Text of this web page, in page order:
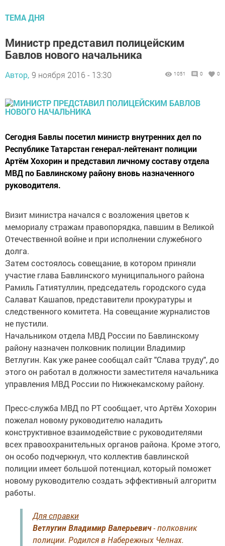
ТЕМА ДНЯ
Министр представил полицейским
Бавлов нового начальника
Автор, 9 ноября 2016 - 13:30 1051 0 0
Сегодня Бавлы посетил министр внутренних дел по
Республике Татарстан генерал-лейтенант полиции
Артём Хохорин и представил личному составу отдела
МВД по Бавлинскому району вновь назначенного
руководителя.
Визит министра начался с возложения цветов к
мемориалу стражам правопорядка, павшим в Великой
Отечественной войне и при исполнении служебного
долга.
Затем состоялось совещание, в котором приняли
участие глава Бавлинского муниципального района
Рамиль Гатиятуллин, председатель городского суда
Салават Кашапов, представители прокуратуры и
следственного комитета. На совещание журналистов
не пустили.
Начальником отдела МВД России по Бавлинскому
району назначен полковник полиции Владимир
Ветлугин. Как уже ранее сообщал сайт "Слава труду", до
этого он работал в должности заместителя начальника
управления МВД России по Нижнекамскому району.
Пресс-служба МВД по РТ сообщает, что Артём Хохорин
пожелал новому руководителю наладить
конструктивное взаимодействие с руководителями
всех правоохранительных органов района. Кроме этого,
он особо подчеркнул, что коллектив бавлинской
полиции имеет большой потенциал, который поможет
новому руководителю создать эффективный алгоритм
работы.
Для справки
Ветлугин Владимир Валерьевич- полковник
полиции. Родился в Набережных Челнах.